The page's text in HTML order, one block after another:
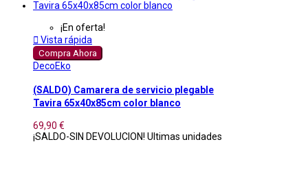
¡En oferta!
 Vista rápida
Compra Ahora
DecoEko
(SALDO) Camarera de servicio plegable
Tavira 65x40x85cm color blanco
69,90 €
¡SALDO-SIN DEVOLUCION! Ultimas unidades